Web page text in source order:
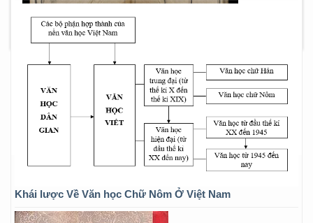
Khái lược Về Văn học Chữ Nôm Ở Việt Nam